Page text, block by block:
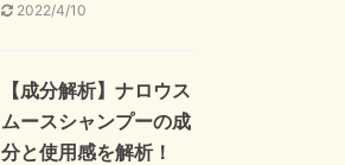
2022/4/10
【成分解析】ナロウス
ムースシャンプーの成
分と使用感を解析！